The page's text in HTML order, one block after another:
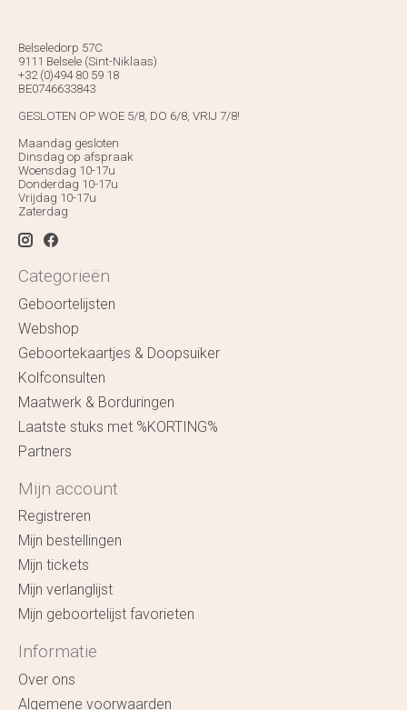
Belseledorp 57C
9111 Belsele (Sint-Niklaas)
+32 (0)494 80 59 18
BE0746633843
GESLOTEN OP WOE 5/8, DO 6/8, VRIJ 7/8!
Maandag gesloten
Dinsdag op afspraak
Woensdag 10-17u
Donderdag 10-17u
Vrijdag 10-17u
Zaterdag
Categorieën
Geboortelijsten
Webshop
Geboortekaartjes & Doopsuiker
Kolfconsulten
Maatwerk & Borduringen
Laatste stuks met %KORTING%
Partners
Mijn account
Registreren
Mijn bestellingen
Mijn tickets
Mijn verlanglijst
Mijn geboortelijst favorieten
Informatie
Over ons
Algemene voorwaarden